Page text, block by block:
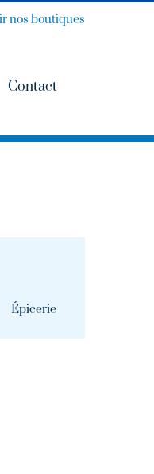
nos boutiques
Contact
Épicerie